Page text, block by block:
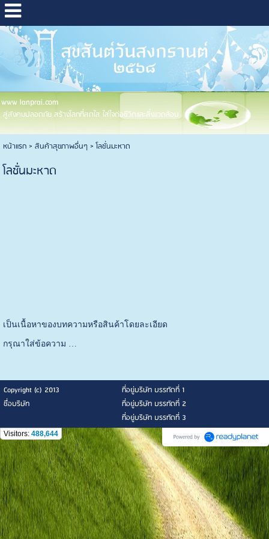
www lanprai.com
สู่สังคมปลอดภัย สร้างโลกที่สดใส ใส่ใจต่อชีวิตและสิ่งแวดล้อม
หน้าแรก> สินค้าสุขภาพอื่นๆ >โลชั่นมะหาด
โลชั่นมะหาด
เป็นเนื้อหาของบทความหรือสินค้าโดยละเอียด
กรุณาใส่ข้อความ …
Copyright (c) 2013
ที่อยู่บริษัท บรรทัดที่ 1
ชื่อบริษัท
ที่อยู่บริษัท บรรทัดที่ 2
ที่อยู่บริษัท บรรทัดที่ 3
Visitors: 488,644